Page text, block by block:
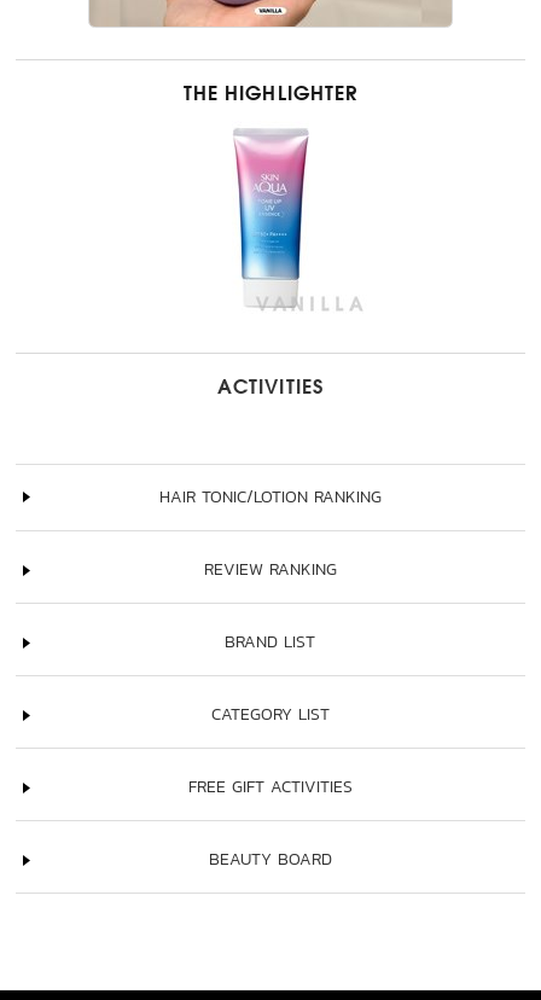
THE HIGHLIGHTER
ACTIVITIES
HAIR TONIC/LOTION RANKING
REVIEW RANKING
BRAND LIST
CATEGORY LIST
FREE GIFT ACTIVITIES
BEAUTY BOARD